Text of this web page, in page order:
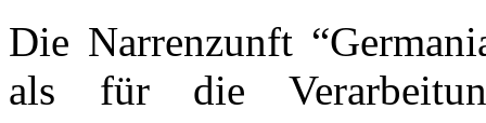
Die Narrenzunft
als für die